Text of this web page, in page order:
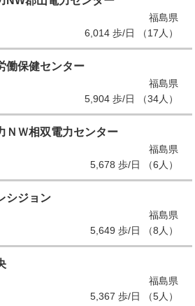
福島県
6,014 歩/日 （17人）
働保健センター
福島県
5,904 歩/日 （34人）
ＮＷ相双電力センター
福島県
5,678 歩/日 （6人）
シジョン
福島県
5,649 歩/日 （8人）
福島県
5,367 歩/日 （5人）